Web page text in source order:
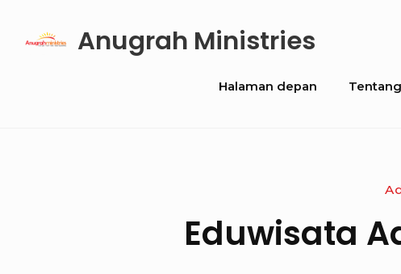
Anugrah Ministries
Site
Halaman depan
Eduwisata